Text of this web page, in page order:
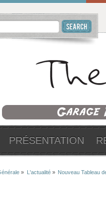
PRÉSENTATION
» L'actualité» Nouveau Tableau